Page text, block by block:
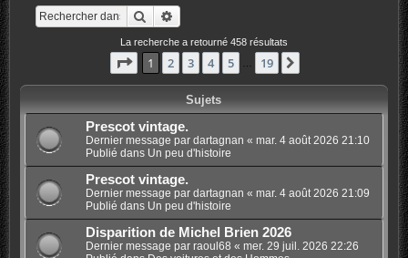
Rechercher
La recherche a retourné 458 résultats
Page 1sur19
1 2 3 4 5 19
Sujets
Prescot vintage.
Dernier message par dartagnan « mar. 4 août 2026 21:10
Publié dans Un peu d'histoire
Prescot vintage.
Dernier message par dartagnan « mar. 4 août 2026 21:09
Publié dans Un peu d'histoire
Disparition de Michel Brien 2026
Dernier message par raoul68 « mer. 29 juil. 2026 22:26